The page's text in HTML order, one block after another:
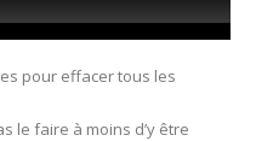
pour effacer tous les
le faire à moins d’y être